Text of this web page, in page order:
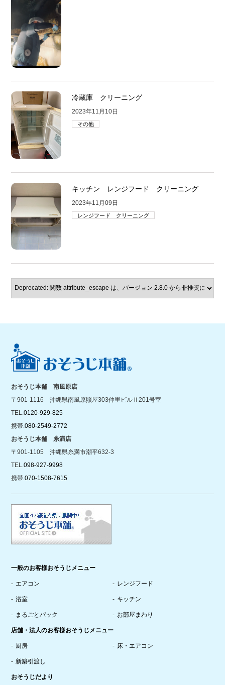
冷蔵庫 クリーニング
2023年11月10日
その他
キッチン レンジフード クリーニング
2023年11月09日
レンジフード クリーニング
おそうじ本舗 南風原店
〒901-1116 沖縄県南風原照屋303仲里ビルⅡ201号室
TEL.0120-929-825
携帯.080-2549-2772
おそうじ本舗 糸満店
〒901-1105 沖縄県糸満市潮平632-3
TEL.098-927-9998
携帯.070-1508-7615
一般のお客様おそうじメニュー
エアコン レンジフード
浴室 キッチン
まるごとパック お部屋まわり
店舗・法人のお客様おそうじメニュー
厨房 床・エアコン
新築引渡し
おそうじだより